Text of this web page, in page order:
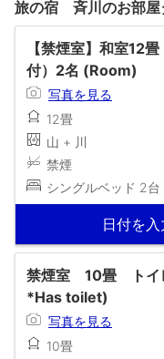
旅の宿 斉川のお部屋
【禁煙室】和室12
付）2名 (Room)
写真を見る
12畳
山 + 川
禁煙
シングルベッド 2台
日付を
禁煙室 10畳 トイ
*Has toilet)
写真を見る
10畳